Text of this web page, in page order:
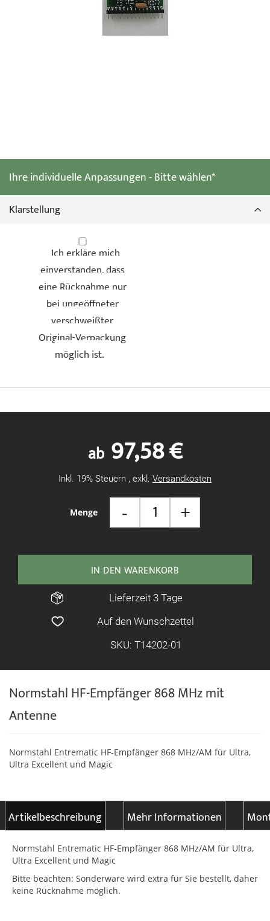
Normstahl HF-Empfänger 868 MHz mit
Antenne
Menge - +
ab 97,58 €
Inkl. 19% Steuern , exkl. Versandkosten
IN DEN WARENKORB
Lieferzeit 3 Tage
Auf den Wunschzettel
SKU: T14202-01
Normstahl Entrematic HF-Empfänger 868 MHz/AM für Ultra,
Ultra Excellent und Magic
Ihre individuelle Anpassungen - Bitte wählen*
Klarstellung
Ich erkläre mich
einverstanden, dass
eine Rücknahme nur
bei ungeöffneter
verschweißter
Original-Verpackung
möglich ist.
Bildgalerie
Artikelbeschreibung Mehr Informationen
Normstahl Entrematic HF-Empfänger 868 MHz/AM für Ultra,
Ultra Excellent und Magic
Bitte beachten: Sonderware wird extra für Sie bestellt, daher
keine Rücknahme möglich.